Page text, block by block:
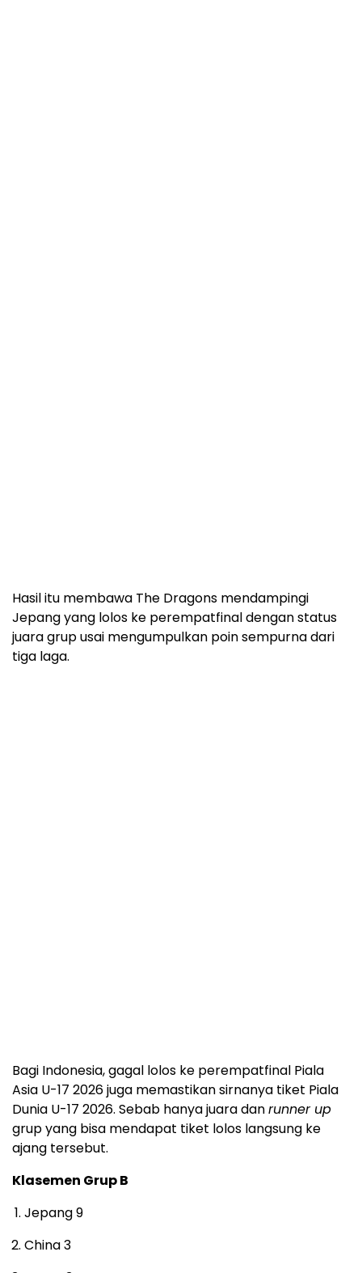
Hasil itu membawa The Dragons mendampingi
Jepang yang lolos ke perempatfinal dengan status
juara grup usai mengumpulkan poin sempurna dari
tiga laga.
Bagi Indonesia, gagal lolos ke perempatfinal Piala
Asia U-17 2026 juga memastikan sirnanya tiket Piala
Dunia U-17 2026. Sebab hanya juara danrunner up
grup yang bisa mendapat tiket lolos langsung ke
ajang tersebut.
Klasemen Grup B
Jepang 9
China 3